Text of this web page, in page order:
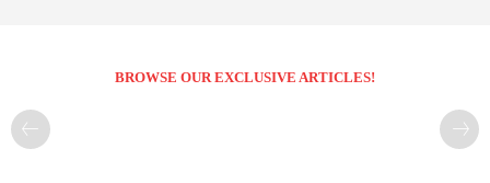
BROWSE OUR EXCLUSIVE ARTICLES!